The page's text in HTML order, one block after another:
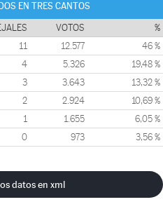
EN TRES CANTOS
VOTOS %
11 12.577 46 %
4 5.326 19,48 %
3 3.643 13,32 %
2 2.924 10,69 %
1 1.655 6,05 %
0 973 3,56 %
datos en xml